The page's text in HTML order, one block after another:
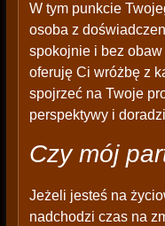
W tym punkcie
osoba z
spokojnie i bez obaw
oferuję Ci wróżbę z
spojrzeć na Twoje
perspektywy i
Czy mój
Jeżeli jesteś na
nadchodzi czas na